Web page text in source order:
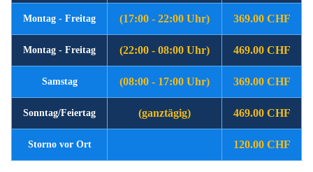
Montag - Freitag (17:00 - 22:00 Uhr) 369.00 CHF
Montag - Freitag (22:00 - 08:00 Uhr) 469.00 CHF
Samstag (08:00 - 17:00 Uhr) 369.00 CHF
Sonntag/Feiertag (ganztägig) 469.00 CHF
Storno vor Ort 120.00 CHF